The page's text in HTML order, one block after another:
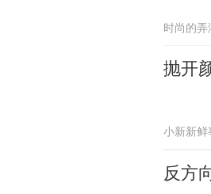
时尚的弄
抛开
小新新鲜
反方